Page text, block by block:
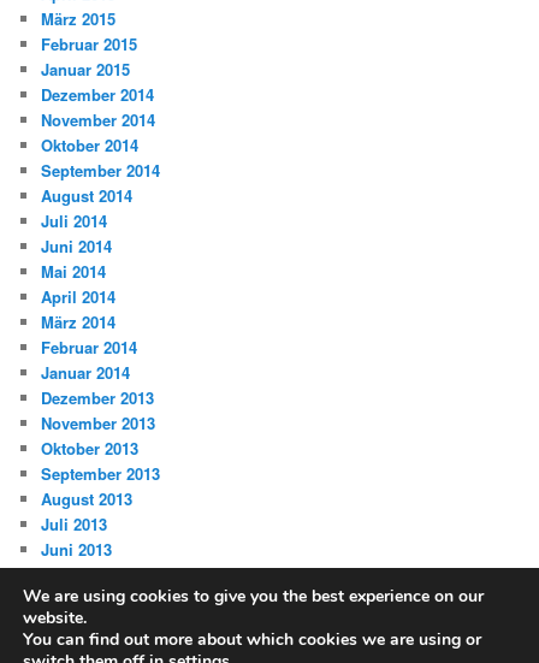
März 2015
Februar 2015
Januar 2015
Dezember 2014
November 2014
Oktober 2014
September 2014
August 2014
Juli 2014
Juni 2014
Mai 2014
April 2014
März 2014
Februar 2014
Januar 2014
Dezember 2013
November 2013
Oktober 2013
September 2013
August 2013
Juli 2013
Juni 2013
We are using cookies to give you the best experience on our
website.
You can find out more about which cookies we are using or